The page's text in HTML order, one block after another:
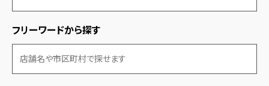
フリーワードから探す